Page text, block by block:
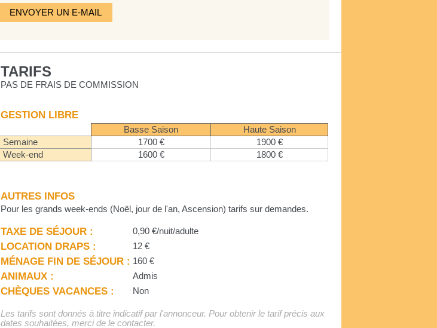
ENVOYER UN E-MAIL
TARIFS
PAS DE FRAIS DE COMMISSION
GESTION LIBRE
Basse Saison
Haute Saison
Semaine
1700 €
1900 €
Week-end
1600 € 1800 €
AUTRES INFOS
Pour les grands week-ends (Noël, jour de l'an, Ascension) tarifs sur demandes.
TAXE DE SÉJOUR : 0,90 €/nuit/adulte
LOCATION DRAPS : 12 €
MÉNAGE FIN DE SÉJOUR : 160 €
ANIMAUX : Admis
CHÈQUES VACANCES : Non
Les tarifs sont donnés à titre indicatif par l'annonceur. Pour obtenir le tarif précis aux
dates souhaitées, merci de le contacter.